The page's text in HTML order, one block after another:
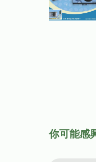
你可能感